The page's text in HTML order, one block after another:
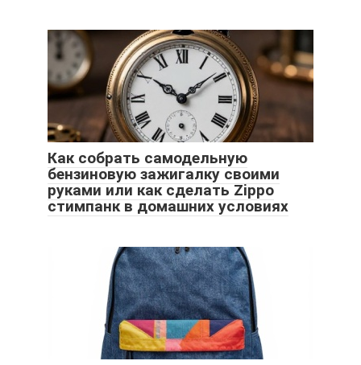
Как собрать самодельную
бензиновую зажигалку своими
руками или как сделать Zippo
стимпанк в домашних условиях